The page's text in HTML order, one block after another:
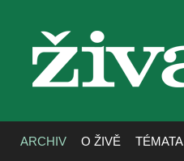
živa
ARCHIV O ŽIVĚ TÉMATA